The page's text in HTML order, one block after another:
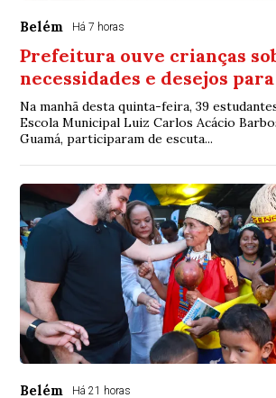
Belém Há 7 horas
Prefeitura ouve crianças
necessidades e desejos
Na manhã desta quinta-feira, 39
Escola Municipal Luiz Carlos Acácio
Guamá, participaram de escuta...
Belém Há 21 horas